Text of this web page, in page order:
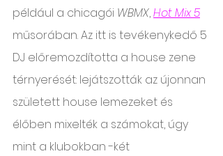
például a chicagói WBMX, Hot Mix 5
műsorában. Az itt is tevékenykedő 5
DJ előremozdította a house zene
térnyerését: lejátszották az újonnan
született house lemezeket és
élőben mixelték a számokat, úgy
mint a klubokban -két